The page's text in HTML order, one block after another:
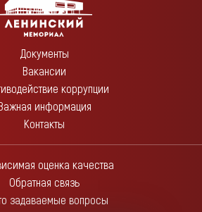
Документы
Вакансии
коррупции
информация
Контакты
оценка качества
Обратная связь
задаваемые вопросы